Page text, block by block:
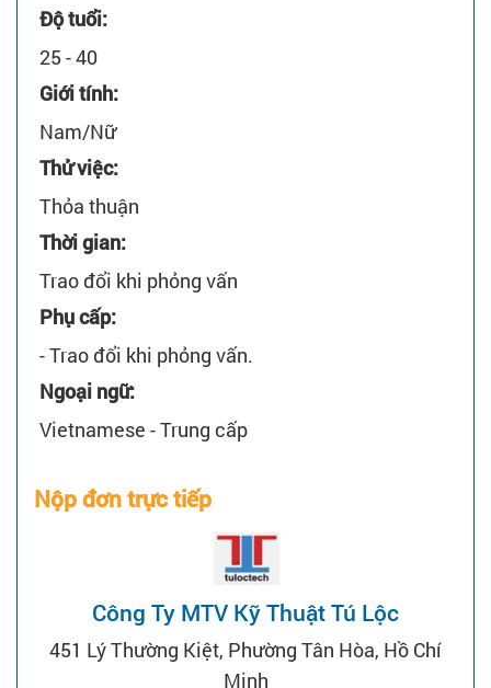
Độ tuổi:
25 - 40
Giới tính:
Nam/Nữ
Thử việc:
Thỏa thuận
Thời gian:
Trao đổi khi phỏng vấn
Phụ cấp:
- Trao đổi khi phỏng vấn.
Ngoại ngữ:
Vietnamese - Trung cấp
Nộp đơn trực tiếp
Công Ty MTV Kỹ Thuật Tú Lộc
451 Lý Thường Kiệt, Phường Tân Hòa, Hồ Chí
Minh